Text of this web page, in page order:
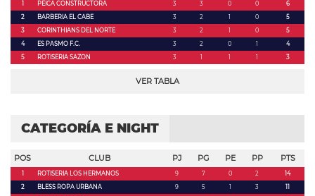
1 PEICA CONSTRUCTORA 3 3 0 0
6
2
BARBERIA EL CABE 3 2 1 0
5
3
CORINTHIANS DEL NORTE 3 2 1 0
5
4
ES PASMO F.C. 3 2 0 1
4
5
ROTISERIA SAZON 3 1 1 1 3
VER TABLA
CATEGORÍA E NIGHT
POS CLUB PJ PG PE PP PTS
1 ROTISERIA LOS HERMANOS 9 7 0 2
14
2
BLESS ROPA URBANA 9 5 1 3
11